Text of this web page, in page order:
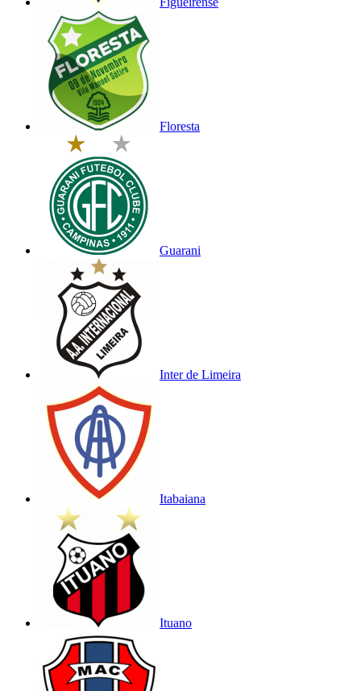
Floresta
Guarani
Inter de Limeira
Itabaiana
Ituano